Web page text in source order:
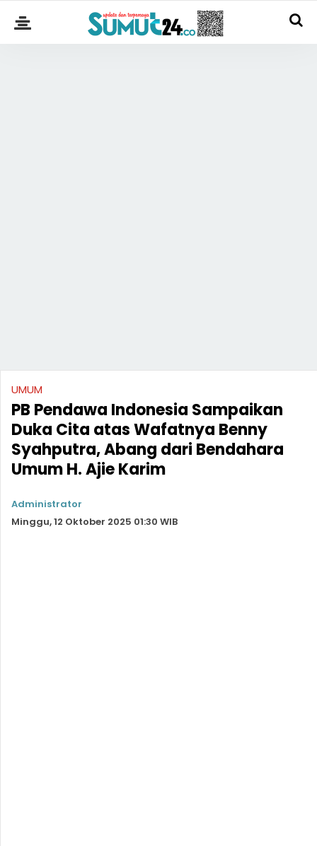
UMUM
PB Pendawa Indonesia Sampaikan
Duka Cita atas Wafatnya Benny
Syahputra, Abang dari Bendahara
Umum H. Ajie Karim
Administrator
Minggu, 12 Oktober 2025 01:30 WIB